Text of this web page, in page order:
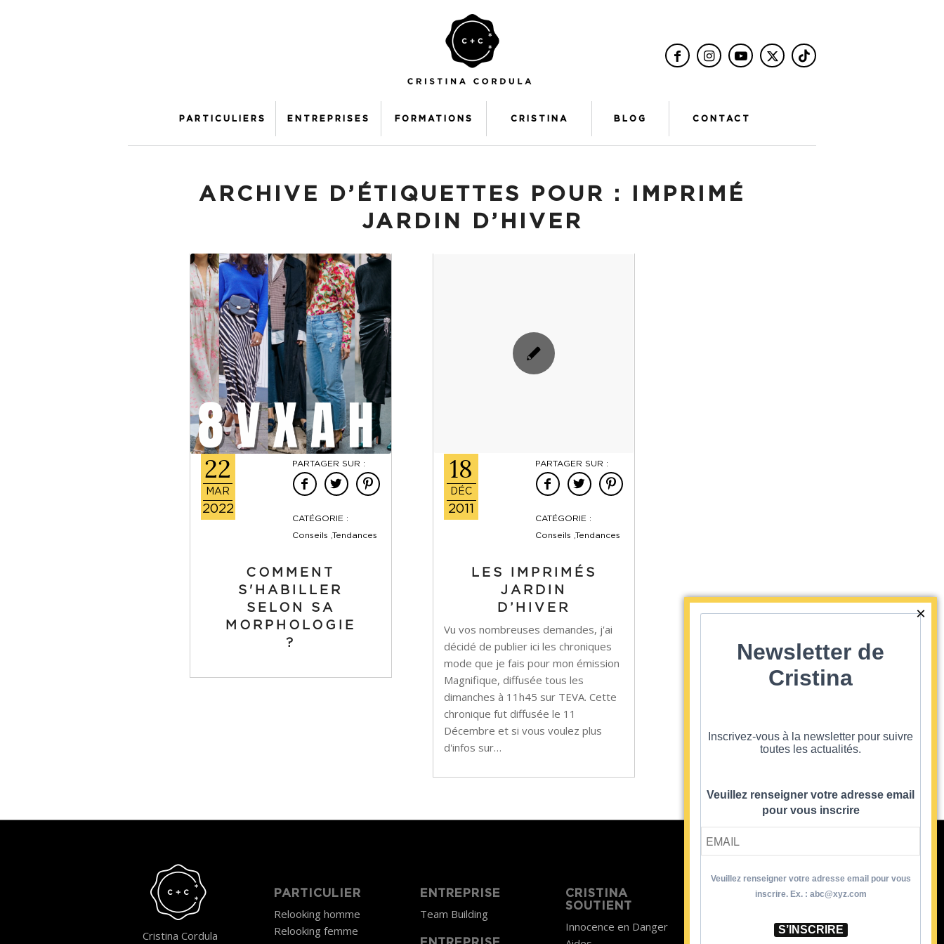
PARTICULIERS ENTREPRISES FORMATIONS CRISTINA BLOG CONTACT
ARCHIVE D’ÉTIQUETTES POUR :
IMPRIMÉ
JARDIN D’HIVER
22
MAR
2022
PARTAGER SUR :
CATÉGORIE :
Conseils ,Tendances
COMMENT
S'HABILLER
SELON SA
MORPHOLOGIE
?
18
DÉC
2011
PARTAGER SUR :
CATÉGORIE :
Conseils ,Tendances
LES IMPRIMÉS
JARDIN
D’HIVER
Vu vos nombreuses demandes, j'ai
décidé de publier ici les chroniques
mode que je fais pour mon émission
Magnifique, diffusée tous les
dimanches à 11h45 sur TEVA. Cette
chronique fut diffusée le 11
Décembre et si vous voulez plus
d'infos sur…
Cristina Cordula
PARTICULIER
Relooking homme
Relooking femme
ENTREPRISE
Team Building
CRISTINA
SOUTIENT
Innocence en Danger
Newsletter de
Cristina
Inscrivez-vous à la newsletter pour suivre
toutes les actualités.
Veuillez renseigner votre adresse email
pour vous inscrire
Veuillez renseigner votre adresse email pour vous
inscrire. Ex. : abc@xyz.com
S’INSCRIRE